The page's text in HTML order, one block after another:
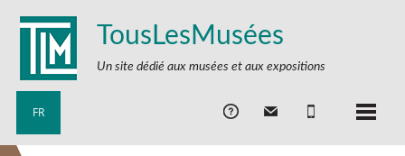
TousLesMusées
Un site dédié aux musées et aux expositions
FR